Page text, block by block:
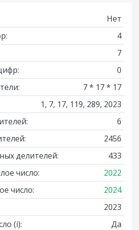
Нет
4
7
0
7 * 17 * 17
1, 7, 17, 119, 289, 2023
6
2456
делителей:
433
число:
2022
число:
2024
2023
(i):
Да